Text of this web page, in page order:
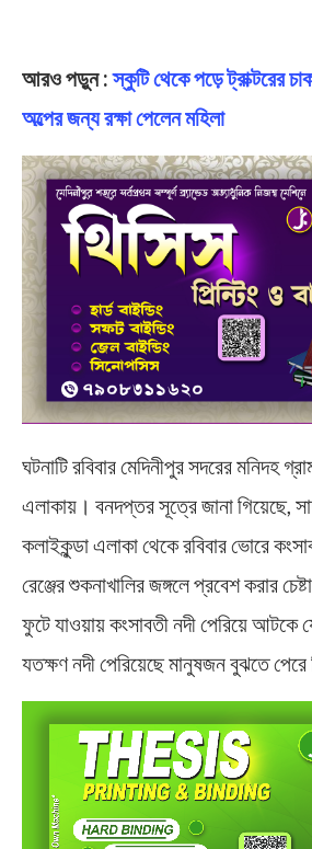
আরও পড়ুন :স্কুটি থেকে পড়ে ট্রাক্টরের
অল্পের জন্য রক্ষা পেলেন মহিলা
ঘটনাটি রবিবার মেদিনীপুর সদরের মনিদহ
এলাকায়। বনদপ্তর সূত্রে জানা গিয়েছে,
কলাইকুন্ডা এলাকা থেকে রবিবার ভোরে
রেঞ্জের শুকনাখালির জঙ্গলে প্রবেশ করার
ফুটে যাওয়ায় কংসাবতী নদী পেরিয়ে আটকে
যতক্ষণ নদী পেরিয়েছে মানুষজন বুঝতে